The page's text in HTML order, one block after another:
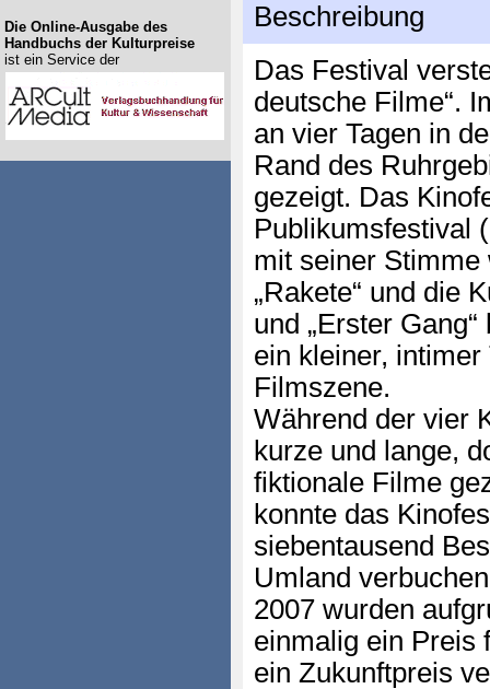
Beschreibung
Das Festival
deutsche Filme“.
an vier Tagen in
Rand des
gezeigt. Das
Publikumsfestival
mit seiner Stimme
„Rakete“ und die
und „Erster
ein kleiner,
Filmszene.
Während der vier
kurze und lange,
fiktionale Filme
konnte das
siebentausend
Umland
2007 wurden
einmalig ein Preis
ein Zukunftpreis
Die Online-Ausgabe des
Handbuchs der Kulturpreise
ist ein Service der